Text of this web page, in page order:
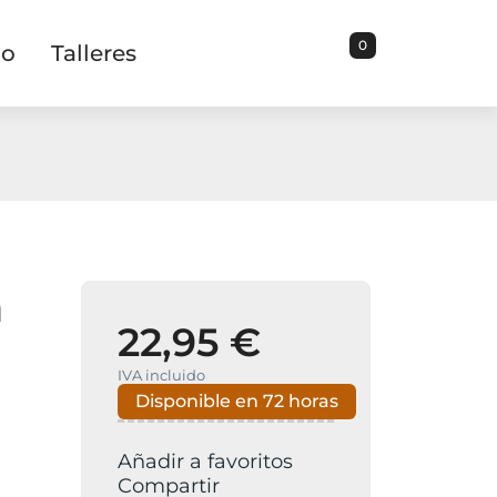
Talleres 0
22,95 €
IVA incluido
Disponible en 72 horas
Añadir a favoritos
Compartir